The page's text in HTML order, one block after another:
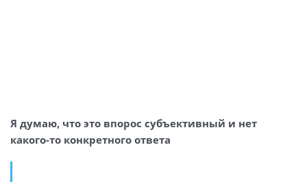
Я думаю, что это впорос субъективный и нет
какого-то конкретного ответа